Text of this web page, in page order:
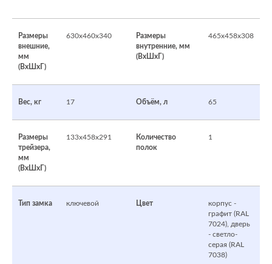
Размеры
внешние,
мм
(ВхШхГ)
630x460x340
Размеры
внутренние, мм
(ВхШхГ)
465x458x308
Вес, кг 17 Объём, л 65
Размеры
трейзера,
мм
(ВхШхГ)
133x458x291
Количество
полок
1
Тип замка ключевой Цвет
корпус -
графит (RAL
7024), дверь
- светло-
серая (RAL
7038)